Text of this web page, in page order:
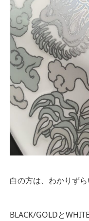
白の方は、わかりず
BLACK/GOLDと